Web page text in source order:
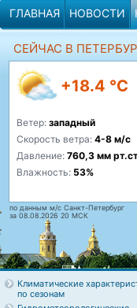
ГЛАВНАЯ НОВОСТИ
СЕЙЧАС В
+18.4 °C
Ветер: западный
Скорость ветра: 4-8 м/с
Давление: 760,3 мм
Влажность: 53%
по данным м/с Санкт-Петербург
за 08.08.2026 20 МСК
Климатические
по сезонам